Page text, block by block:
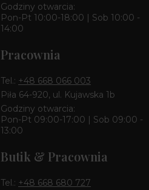
Godziny otwarcia:
Pon-Pt 10:00-18:00 | Sob 10:00 -
14:00
Pracownia
Tel.: +48 668 066 003
Piła 64-920, ul. Kujawska 1b
Godziny otwarcia:
Pon-Pt 09:00-17:00 | Sob 09:00 -
13:00
Butik & Pracownia
Tel.: +48 668 680 727